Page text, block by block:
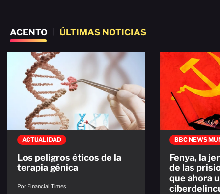
ACENTO ÚLTIMAS NOTICIAS
ACTUALIDAD
Los peligros éticos de la
terapia génica
Por Financial Times
BBC NEWS
Fenya, la
de las
que ahora